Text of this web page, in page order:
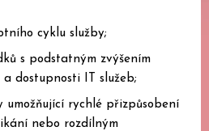
cyklu služby;
s podstatným zvýšením
dostupnosti IT služeb;
umožňující rychlé přizpůsobení
nebo rozdílným